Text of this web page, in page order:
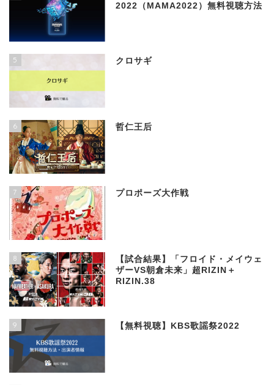
2022（MAMA2022）無料視聴方法
5 クロサギ
6 哲仁王后
7 プロポーズ大作戦
8
【試合結果】「フロイド・メイウェ
ザーVS朝倉未来」超RIZIN＋
RIZIN.38
9 【無料視聴】KBS歌謡祭2022